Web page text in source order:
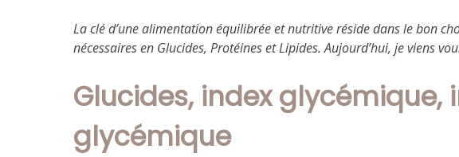
La clé d’une alimentation équilibrée et nutritive réside dans le bon
nécessaires en Glucides, Protéines et Lipides. Aujourd’hui, je viens
Glucides, index glycémique,
glycémique